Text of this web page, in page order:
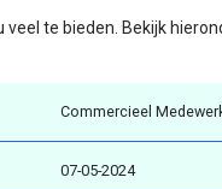
te bieden. Bekijk
Commercieel
07-05-2024